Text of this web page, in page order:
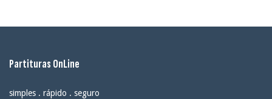
Partituras OnLine
simples . rápido . seguro